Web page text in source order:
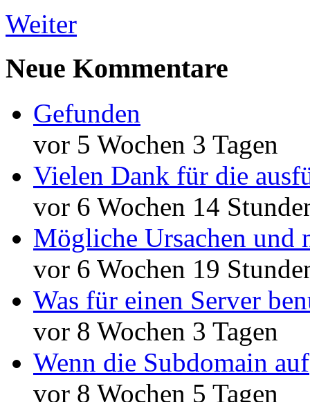
Weiter
Neue Kommentare
Gefunden
vor 5 Wochen 3 Tagen
Vielen Dank für die
vor 6 Wochen 14
Mögliche Ursachen und
vor 6 Wochen 19
Was für einen Server
vor 8 Wochen 3 Tagen
Wenn die Subdomain auf
vor 8 Wochen 5 Tagen